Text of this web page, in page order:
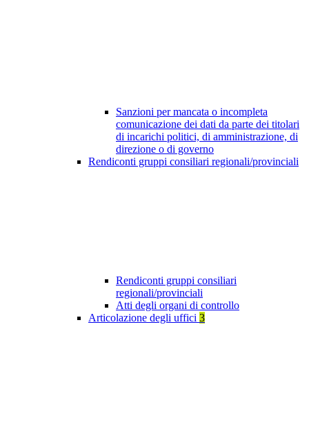
Sanzioni per mancata o incompleta
comunicazione dei dati da parte dei titolari
di incarichi politici, di amministrazione, di
direzione o di governo
Rendiconti gruppi consiliari regionali/provinciali
Rendiconti gruppi consiliari
regionali/provinciali
Atti degli organi di controllo
Articolazione degli uffici 3